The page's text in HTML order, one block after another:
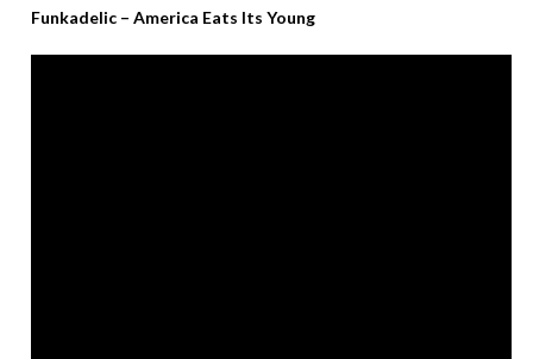
Funkadelic – America Eats Its Young